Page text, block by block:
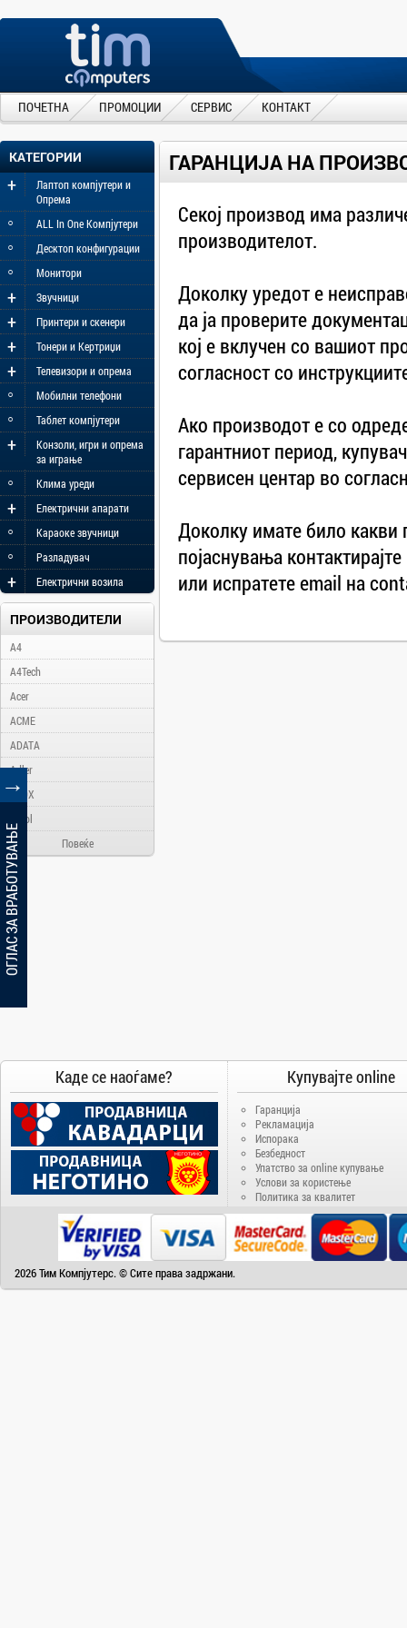
ПОЧЕТНА ПРОМОЦИИ СЕРВИС КОНТАКТ
КАТЕГОРИИ
Лаптоп компјутери и
Опрема
+
ALL In One Компјутери
◦
Десктоп конфигурации
◦
Монитори
◦
Звучници
+
Принтери и скенери
+
Тонери и Кертриџи
+
Телевизори и опрема
+
Мобилни телефони
◦
Таблет компјутери
◦
Конзоли, игри и опрема
за играње
+
Клима уреди
◦
Електрични апарати
+
Караоке звучници
◦
Разладувач
◦
Електрични возила
+
ПРОИЗВОДИТЕЛИ
A4
A4Tech
Acer
ACME
ADATA
Adler
AFOX
Ainol
Alcatel
Allview
Aloha Day
AMD
AOC
Apache
ATI
BenQ
Blackview
Broadlink
Повеќе
ГАРАНЦИЈА НА
Секој производ има
производителот.
Доколку уредот е
да ја проверите
кој е вклучен со вашиот
согласност со
Ако производот е со
гарантниот период,
сервисен центар во
Доколку имате било
појаснувања
или испратете еmail на
ОГЛАС ЗА ВРАБОТУВАЊЕ
→
Каде се наоѓаме? Купувајте online
Гаранција
Рекламација
Испорака
Безбедност
Упатство за online купување
Услови за користење
Политика за квалитет
2026 Тим Компјутерс. © Сите права задржани.